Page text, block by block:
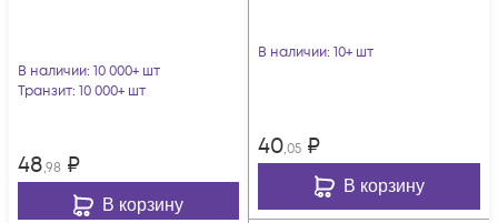
В наличии: 10 000+ шт
Транзит: 10 000+ шт
48,98 ₽
В корзину
В наличии: 10+ шт
40,05 ₽
В корзину